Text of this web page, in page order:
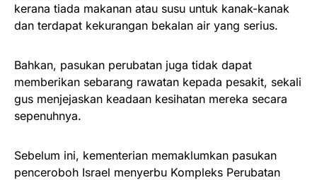
kerana tiada makanan atau susu untuk kanak-kanak
dan terdapat kekurangan bekalan air yang serius.
Bahkan, pasukan perubatan juga tidak dapat
memberikan sebarang rawatan kepada pesakit, sekali
gus menjejaskan keadaan kesihatan mereka secara
sepenuhnya.
Sebelum ini, kementerian memaklumkan pasukan
penceroboh Israel menyerbu Kompleks Perubatan